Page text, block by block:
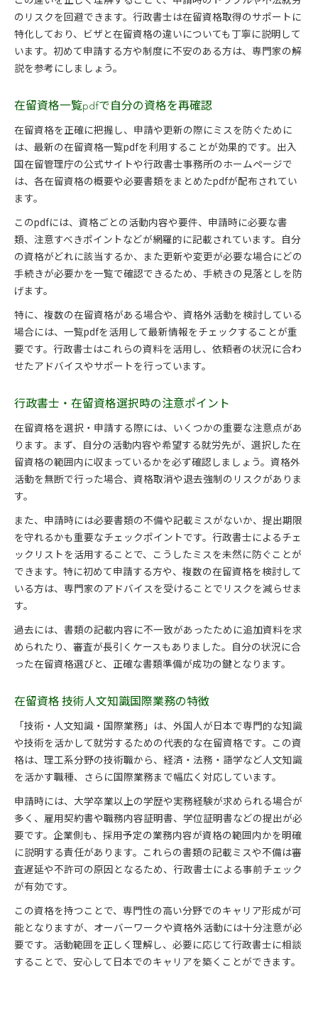
のリスクを回避できます。行政書士は在留資格取得のサポートに
特化しており、ビザと在留資格の違いについても丁寧に説明して
います。初めて申請する方や制度に不安のある方は、専門家の解
説を参考にしましょう。
在留資格一覧pdfで自分の資格を再確認
在留資格を正確に把握し、申請や更新の際にミスを防ぐために
は、最新の在留資格一覧pdfを利用することが効果的です。出入
国在留管理庁の公式サイトや行政書士事務所のホームページで
は、各在留資格の概要や必要書類をまとめたpdfが配布されてい
ます。
このpdfには、資格ごとの活動内容や要件、申請時に必要な書
類、注意すべきポイントなどが網羅的に記載されています。自分
の資格がどれに該当するか、また更新や変更が必要な場合にどの
手続きが必要かを一覧で確認できるため、手続きの見落としを防
げます。
特に、複数の在留資格がある場合や、資格外活動を検討している
場合には、一覧pdfを活用して最新情報をチェックすることが重
要です。行政書士はこれらの資料を活用し、依頼者の状況に合わ
せたアドバイスやサポートを行っています。
行政書士・在留資格選択時の注意ポイント
在留資格を選択・申請する際には、いくつかの重要な注意点があ
ります。まず、自分の活動内容や希望する就労先が、選択した在
留資格の範囲内に収まっているかを必ず確認しましょう。資格外
活動を無断で行った場合、資格取消や退去強制のリスクがありま
す。
また、申請時には必要書類の不備や記載ミスがないか、提出期限
を守れるかも重要なチェックポイントです。行政書士によるチェ
ックリストを活用することで、こうしたミスを未然に防ぐことが
できます。特に初めて申請する方や、複数の在留資格を検討して
いる方は、専門家のアドバイスを受けることでリスクを減らせま
す。
過去には、書類の記載内容に不一致があったために追加資料を求
められたり、審査が長引くケースもありました。自分の状況に合
った在留資格選びと、正確な書類準備が成功の鍵となります。
在留資格 技術人文知識国際業務の特徴
「技術・人文知識・国際業務」は、外国人が日本で専門的な知識
や技術を活かして就労するための代表的な在留資格です。この資
格は、理工系分野の技術職から、経済・法務・語学など人文知識
を活かす職種、さらに国際業務まで幅広く対応しています。
申請時には、大学卒業以上の学歴や実務経験が求められる場合が
多く、雇用契約書や職務内容証明書、学位証明書などの提出が必
要です。企業側も、採用予定の業務内容が資格の範囲内かを明確
に説明する責任があります。これらの書類の記載ミスや不備は審
査遅延や不許可の原因となるため、行政書士による事前チェック
が有効です。
この資格を持つことで、専門性の高い分野でのキャリア形成が可
能となりますが、オーバーワークや資格外活動には十分注意が必
要です。活動範囲を正しく理解し、必要に応じて行政書士に相談
することで、安心して日本でのキャリアを築くことができます。